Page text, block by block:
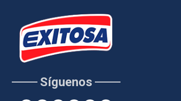
Síguenos